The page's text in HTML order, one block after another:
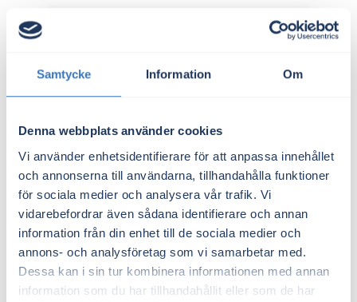
Samtycke Information Om
Denna webbplats använder cookies
Vi använder enhetsidentifierare för att anpassa innehållet
och annonserna till användarna, tillhandahålla funktioner
för sociala medier och analysera vår trafik. Vi
vidarebefordrar även sådana identifierare och annan
information från din enhet till de sociala medier och
annons- och analysföretag som vi samarbetar med.
Dessa kan i sin tur kombinera informationen med annan
information som du har tillhandahållit eller som de har
Hitta elavtal
Sök enkelt fram vilket elbolag du har
Läs mer
Hitta anläggnings-ID